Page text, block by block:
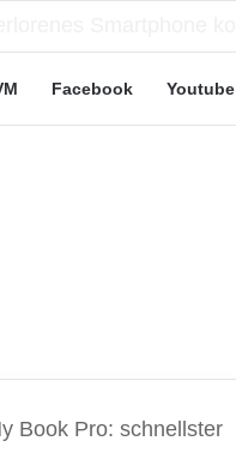
Facebook Youtube
Book Pro: schnellster